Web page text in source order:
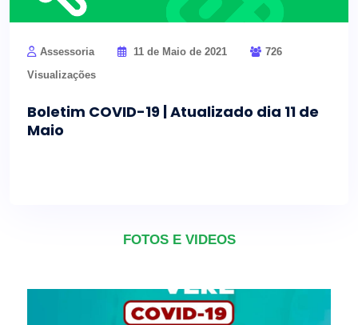
Assessoria 11 de Maio de 2021
726
Visualizações
Boletim COVID-19 | Atualizado dia 11 de
Maio
FOTOS E VIDEOS